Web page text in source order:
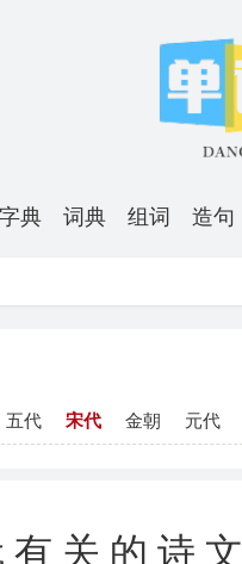
字典 词典 组词 造句
五代 宋代 金朝 元代
关的诗文